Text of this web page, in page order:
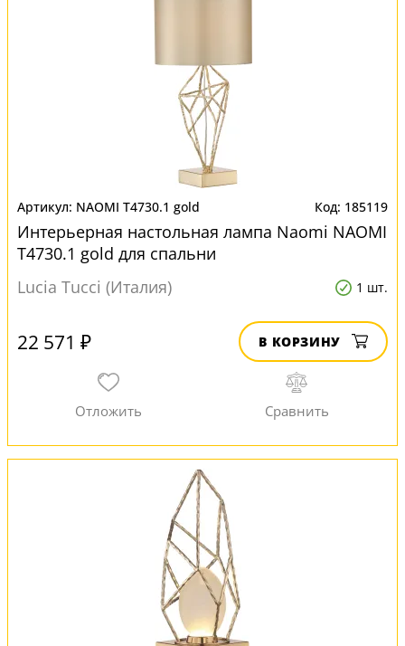
NAOMI T4730.1 gold 185119
Интерьерная настольная лампа Naomi NAOMI
T4730.1 gold для спальни
Lucia Tucci (Италия)
1 шт.
22 571 ₽ В КОРЗИНУ